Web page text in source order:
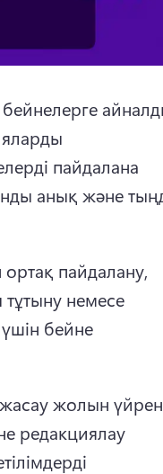
бейнелерге
пайдалана
анық және
ортақ пайдалану,
немесе
бейне
жолын
редакциялау